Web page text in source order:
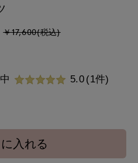
￥17,600(税込)
5.0 (1件)
入れる